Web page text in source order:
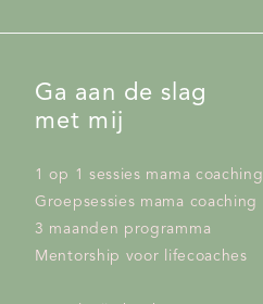
1 op 1 sessies mama coaching
Groepsessies mama coaching
3 maanden programma
Mentorship voor lifecoaches
Ga aan de slag
met mij